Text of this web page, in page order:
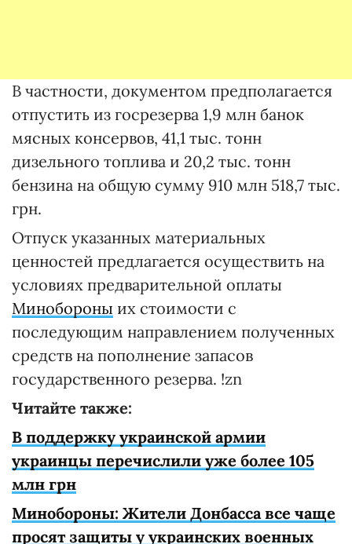
В частности, документом предполагается
отпустить из госрезерва 1,9 млн банок
мясных консервов, 41,1 тыс. тонн
дизельного топлива и 20,2 тыс. тонн
бензина на общую сумму 910 млн 518,7 тыс.
грн.
Отпуск указанных материальных
ценностей предлагается осуществить на
условиях предварительной оплаты
Минобороны их стоимости с
последующим направлением полученных
средств на пополнение запасов
государственного резерва. !zn
Читайте также:
В поддержку украинской армии
украинцы перечислили уже более 105
млн грн
Минобороны: Жители Донбасса все чаще
просят защиты у украинских военных